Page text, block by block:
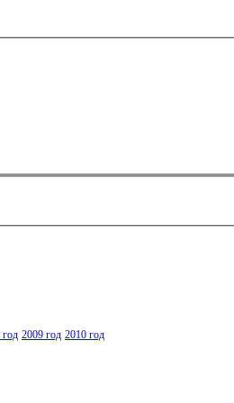
год 2009 год 2010 год